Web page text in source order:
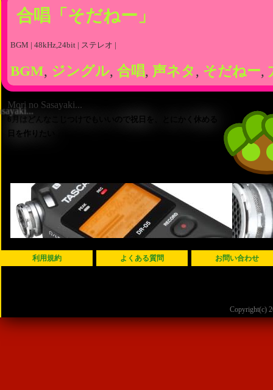
合唱「そだねー」
BGM | 48kHz,24bit | ステレオ |
BGM, ジングル, 合唱, 声ネタ , そだねー,
Mori no Sasayaki...
6月はどんなこじつけでもいいので祝日を、とにかく休める
日を作りたい
利用規約 よくある質問 お問い合わせ
Copyright(c)